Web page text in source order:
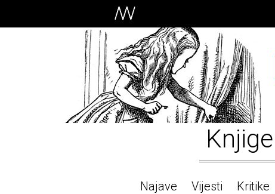
Knjige
Najave Vijesti Kritike